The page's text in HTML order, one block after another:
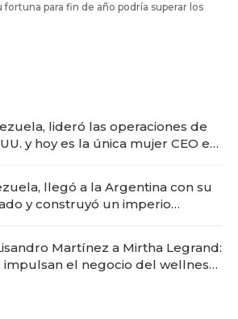
fortuna para fin de año podría superar los
lideró las operaciones de
y hoy es la única mujer CEO en
llegó a la Argentina con su
y construyó un imperio
Martínez a Mirtha Legrand:
el negocio del wellness